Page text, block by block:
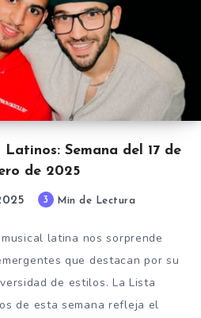
Semana del 17 de
de 2025
3 Min de Lectura
latina nos sorprende
que destacan por su
de estilos. La Lista
de esta semana refleja el